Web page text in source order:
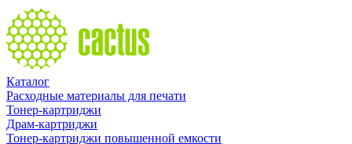
Каталог
Расходные материалы для печати
Тонер-картриджи
Драм-картриджи
Тонер-картриджи повышенной емкости